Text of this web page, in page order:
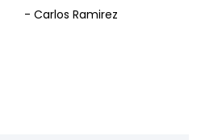
- Carlos Ramirez